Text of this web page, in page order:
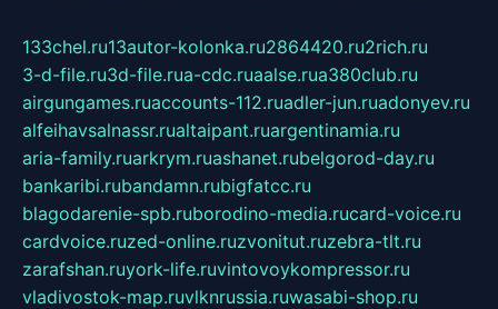
133chel.ru13autor-kolonka.ru2864420.ru2rich.ru
3-d-file.ru3d-file.rua-cdc.ruaalse.rua380club.ru
airgungames.ruaccounts-112.ruadler-jun.ruadonyev.ru
alfeihavsalnassr.rualtaipant.ruargentinamia.ru
aria-family.ruarkrym.ruashanet.rubelgorod-day.ru
bankaribi.rubandamn.rubigfatcc.ru
blagodarenie-spb.ruborodino-media.rucard-voice.ru
cardvoice.ruzed-online.ruzvonitut.ruzebra-tlt.ru
zarafshan.ruyork-life.ruvintovoykompressor.ru
vladivostok-map.ruvlknrussia.ruwasabi-shop.ru